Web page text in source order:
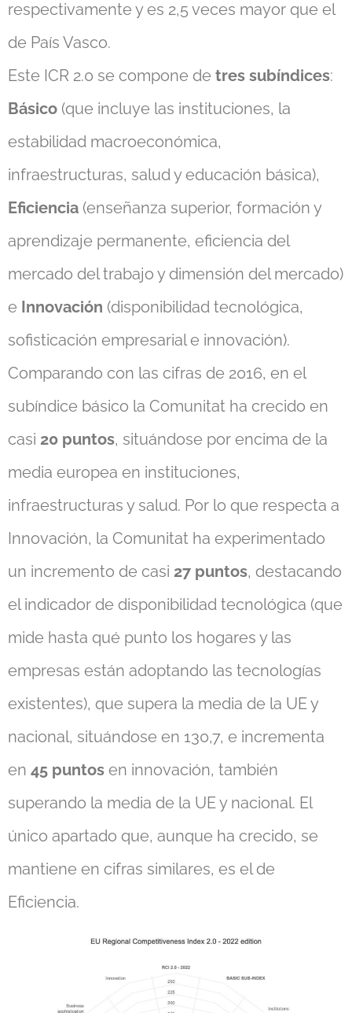
respectivamente y es 2,5 veces mayor que el
de País Vasco.
Este ICR 2.0 se compone de tres subíndices:
Básico (que incluye las instituciones, la
estabilidad macroeconómica,
infraestructuras, salud y educación básica),
Eficiencia (enseñanza superior, formación y
aprendizaje permanente, eficiencia del
mercado del trabajo y dimensión del mercado)
e Innovación (disponibilidad tecnológica,
sofisticación empresarial e innovación).
Comparando con las cifras de 2016, en el
subíndice básico la Comunitat ha crecido en
casi 20 puntos, situándose por encima de la
media europea en instituciones,
infraestructuras y salud. Por lo que respecta a
Innovación, la Comunitat ha experimentado
un incremento de casi 27 puntos, destacando
el indicador de disponibilidad tecnológica (que
mide hasta qué punto los hogares y las
empresas están adoptando las tecnologías
existentes), que supera la media de la UE y
nacional, situándose en 130,7, e incrementa
en 45 puntos en innovación, también
superando la media de la UE y nacional. El
único apartado que, aunque ha crecido, se
mantiene en cifras similares, es el de
Eficiencia.